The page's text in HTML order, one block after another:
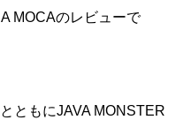
MOCAのレビューで
ともにJAVA MONSTER